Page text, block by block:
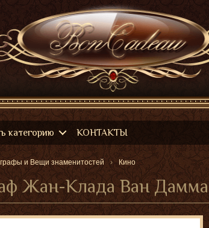
категорию КОНТАКТЫ
и Вещи знаменитостей Кино
Жан-Клада Ван Дамма